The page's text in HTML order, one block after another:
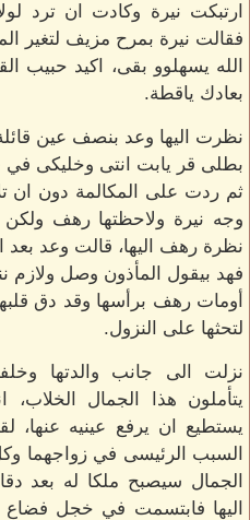
ارتبكت نيرة وكادت ان ترد
فقالت نيرة بمرح مزيف لتغير
الله يسهلوو بقى، اكيد حبيب
بعادك ياقطة.
نظرت اليها وعد بنصف عين
بطلى قر يابت انتى وخليكى
ثم ردت على المكالمة دون ان
وجه نيرة ولاحظتها رهف ولكن
نظرة رهف اليها، قالت وعد بعد
فهد بيقول المأذون وصل ولازم
أومات رهف برأسها وقد دق
لتحثها على النزول.
نزلت الى جانب والدتها
يتأملون هذا الجمال
يستطيع ان يرفع عينيه عنها،
السبب الرئيسى في زواجهما
الجمال سيصبح ملكا له بعد
اليها فابتسمت في خجل فضاع